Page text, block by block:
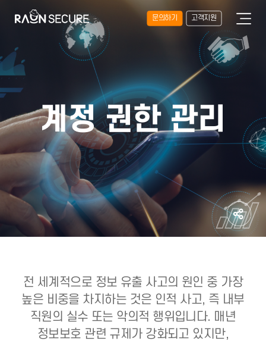
문의하기 고객지원
계정 권한 관리
전 세계적으로 정보 유출 사고의 원인 중 가장
높은 비중을 차지하는 것은 인적 사고, 즉 내부
직원의 실수 또는 악의적 행위입니다. 매년
정보보호 관련 규제가 강화되고 있지만,